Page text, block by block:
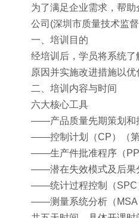
为了满足企业需求，帮
公司(深圳市质量技术监
一、培训目的
经培训后，学员将系统
原因并实施改进措施以
二、培训内容与时间
六大核心工具
——产品质量先期策划和
——控制计划（CP）（第
——生产件批准程序（
——潜在失效模式及后果
——统计过程控制（SPC
——测量系统分析（MSA